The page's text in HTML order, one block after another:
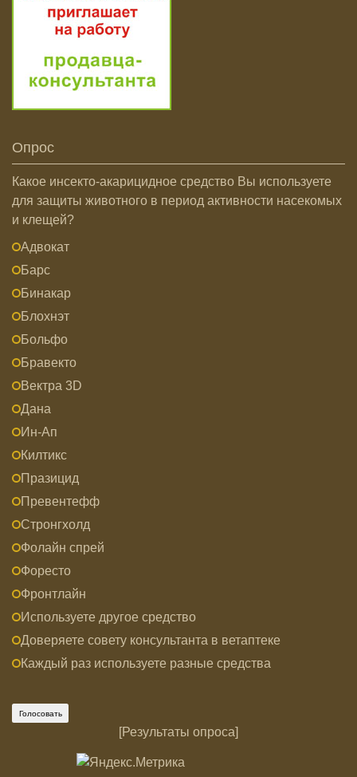
Опрос
Какое инсекто-акарицидное средство Вы используете
для защиты животного в период активности насекомых
и клещей?
Адвокат
Барс
Бинакар
Блохнэт
Больфо
Бравекто
Вектра 3D
Дана
Ин-Ап
Килтикс
Празицид
Превентефф
Стронгхолд
Фолайн спрей
Форесто
Фронтлайн
Используете другое средство
Доверяете совету консультанта в ветаптеке
Каждый раз используете разные средства
[Результаты опроса]